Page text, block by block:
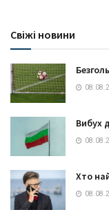
Свіжі новини
Вибух
Хто